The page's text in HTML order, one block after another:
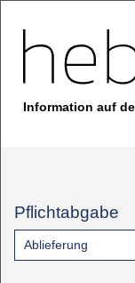
Information auf
Pflichtabgabe
Ablieferung